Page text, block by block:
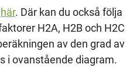
här. Där kan du också följa
H2A, H2B och H2C
av den grad av
i ovanstående diagram.